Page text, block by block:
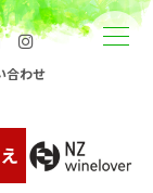
総合サイト
合わせ
メニュー